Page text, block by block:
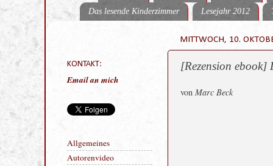
Das lesende Kinderzimmer
Lesejahr 2012
MITTWOCH, 10.
[Rezension ebook]
von Marc Beck
KONTAKT:
Email an mich